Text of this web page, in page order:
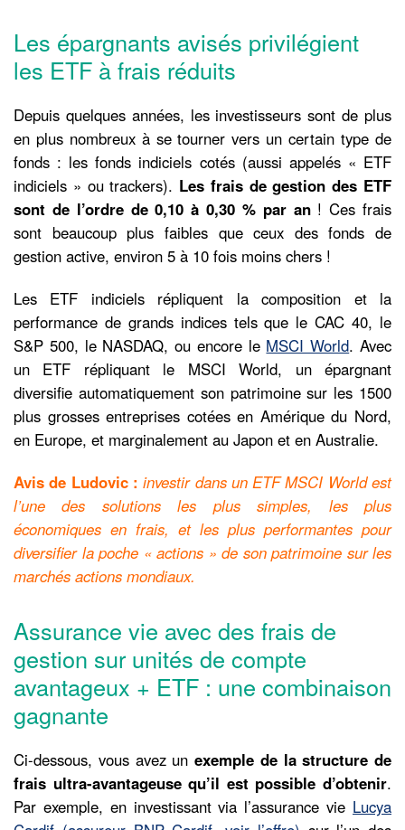
Les épargnants avisés privilégient
les ETF à frais réduits
Depuis quelques années, les investisseurs sont de plus
en plus nombreux à se tourner vers un certain type de
fonds : les fonds indiciels cotés (aussi appelés « ETF
indiciels » ou trackers). Les frais de gestion des ETF
sont de l’ordre de 0,10 à 0,30 % par an! Ces frais
sont beaucoup plus faibles que ceux des fonds de
gestion active, environ 5 à 10 fois moins chers !
Les ETF indiciels répliquent la composition et la
performance de grands indices tels que le CAC 40, le
S&P 500, le NASDAQ, ou encore le MSCI World. Avec
un ETF répliquant le MSCI World, un épargnant
diversifie automatiquement son patrimoine sur les 1500
plus grosses entreprises cotées en Amérique du Nord,
en Europe, et marginalement au Japon et en Australie.
Avis de Ludovic :investir dans un ETF MSCI World est
l’une des solutions les plus simples, les plus
économiques en frais, et les plus performantes pour
diversifier la poche « actions » de son patrimoine sur les
marchés actions mondiaux.
Assurance vie avec des frais de
gestion sur unités de compte
avantageux + ETF : une combinaison
gagnante
Ci-dessous, vous avez un exemple de la structure de
frais ultra-avantageuse qu’il est possible d’obtenir.
Par exemple, en investissant via l’assurance vie Lucya